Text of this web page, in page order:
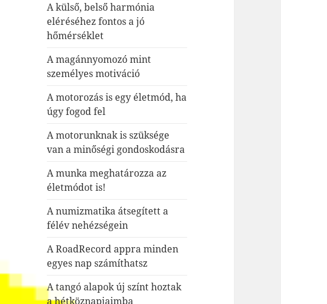
A külső, belső harmónia
eléréséhez fontos a jó
hőmérséklet
A magánnyomozó mint
személyes motiváció
A motorozás is egy életmód, ha
úgy fogod fel
A motorunknak is szüksége
van a minőségi gondoskodásra
A munka meghatározza az
életmódot is!
A numizmatika átsegített a
félév nehézségein
A RoadRecord appra minden
egyes nap számíthatsz
A tangó alapok új színt hoztak
a hétköznapjaimba